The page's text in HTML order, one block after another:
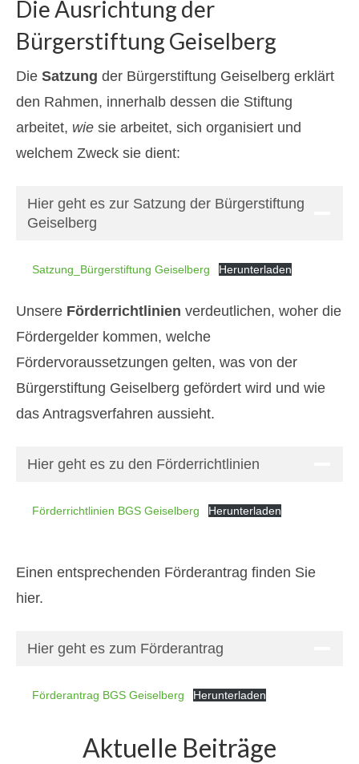
Die Ausrichtung der
Bürgerstiftung Geiselberg
Die Satzung der Bürgerstiftung Geiselberg erklärt
den Rahmen, innerhalb dessen die Stiftung
arbeitet, wie sie arbeitet, sich organisiert und
welchem Zweck sie dient:
Hier geht es zur Satzung der Bürgerstiftung
Geiselberg
Satzung_Bürgerstiftung Geiselberg Herunterladen
Unsere Förderrichtlinien verdeutlichen, woher die
Fördergelder kommen, welche
Fördervoraussetzungen gelten, was von der
Bürgerstiftung Geiselberg gefördert wird und wie
das Antragsverfahren aussieht.
Hier geht es zu den Förderrichtlinien
Förderrichtlinien BGS Geiselberg Herunterladen
Einen entsprechenden Förderantrag finden Sie
hier.
Hier geht es zum Förderantrag
Förderantrag BGS Geiselberg Herunterladen
Aktuelle Beiträge